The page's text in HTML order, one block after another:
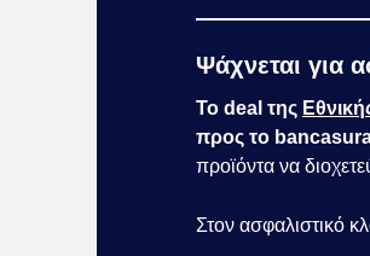
Ψάχνεται για
Το deal της
προς το
προϊόντα να
Στoν ασφαλιστικό